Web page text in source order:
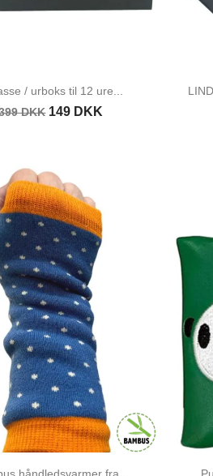
/ urboks til 12 ure...
DKK 149 DKK